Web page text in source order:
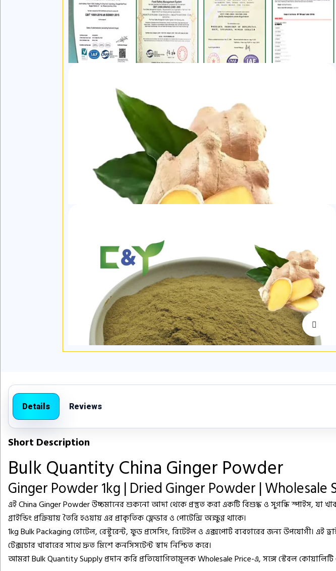
Details Reviews
Short Description
Bulk Quantity China Ginger Powder
Ginger Powder 1kg | Dried Ginger Powder | Wholesale
এইChina Ginger Powderউচ্চমানের শুকনো আদা থেকে প্রস্তুত করা একটি বিশুদ্ধ ও সুগন্ধি স্পাইস, যা
গ্রাইন্ডিং প্রক্রিয়ায় তৈরি হওয়ায় এর প্রাকৃতিক ফ্লেভার ও পোটেন্সি অক্ষুণ্ণ থাকে।
1kg Bulk Packagingহোটেল, রেস্টুরেন্ট, ফুড প্রসেসিং, রিটেইল ও এক্সপোর্ট ব্যবহারের জন্য উপযোগী। এই
টেক্সচার খাবারের সাথে দ্রুত মিশে কনসিসটেন্ট স্বাদ নিশ্চিত করে।
আমরাBulk Quantity Supplyপ্রদান করি প্রতিযোগিতামূলকWholesale Price-এ, সঙ্গে স্টেবল